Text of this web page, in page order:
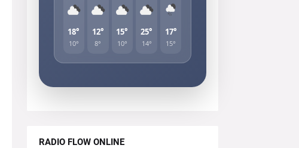
18°
10°
12°
8°
15°
10°
25°
14°
17°
15°
RADIO FLOW ONLINE